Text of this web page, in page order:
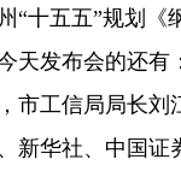
“十五五”规划《
天发布会的还有
市工信局局长刘
新华社、中国证